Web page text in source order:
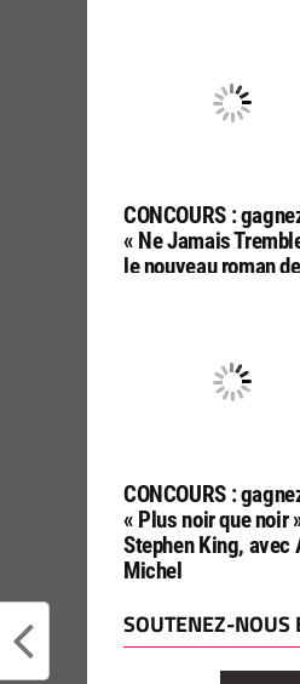
CONCOURS :
« Ne Jamais
le nouveau roman de
CONCOURS :
« Plus noir que noir
Stephen King, avec
Michel
SOUTENEZ-NOUS